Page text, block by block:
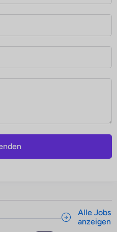
Alle Jobs
anzeigen